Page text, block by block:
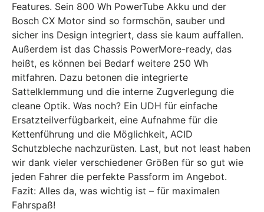
Features. Sein 800 Wh PowerTube Akku und der
Bosch CX Motor sind so formschön, sauber und
sicher ins Design integriert, dass sie kaum auffallen.
Außerdem ist das Chassis PowerMore-ready, das
heißt, es können bei Bedarf weitere 250 Wh
mitfahren. Dazu betonen die integrierte
Sattelklemmung und die interne Zugverlegung die
cleane Optik. Was noch? Ein UDH für einfache
Ersatzteilverfügbarkeit, eine Aufnahme für die
Kettenführung und die Möglichkeit, ACID
Schutzbleche nachzurüsten. Last, but not least haben
wir dank vieler verschiedener Größen für so gut wie
jeden Fahrer die perfekte Passform im Angebot.
Fazit: Alles da, was wichtig ist – für maximalen
Fahrspaß!